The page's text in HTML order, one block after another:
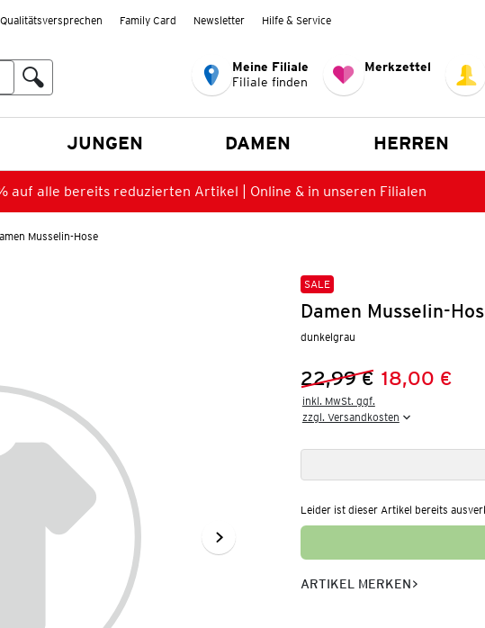
Qualitätsversprechen Family Card Newsletter Hilfe & Service
Meine Filiale
Filiale finden
Merkzettel
JUNGEN DAMEN HERREN
auf alle bereits reduzierten Artikel | Online & in unseren Filialen
Musselin-Hose
SALE
Damen Musselin-
dunkelgrau
Vorheriger Preis:
22,99 €
Neuer Preis:18,00 €
inkl. MwSt. ggf.
zzgl. Versandkosten
Leider ist dieser Artikel bereits
ARTIKEL MERKEN